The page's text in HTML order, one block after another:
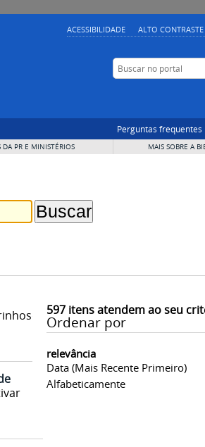
ACESSIBILIDADE ALTO CONTRASTE
Buscar no portal
Perguntas frequentes
DA PR E MINISTÉRIOS MAIS SOBRE A
597itens atendem ao seu
Ordenar por
relevância
Data (mais Recente Primeiro)
Alfabeticamente